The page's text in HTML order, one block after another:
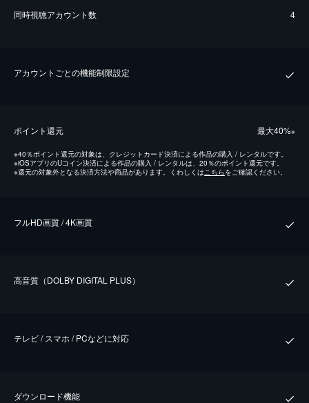
同時視聴アカウント数 4
アカウントごとの機能制限設定
ポイント還元 最⼤40%※
※40％ポイント還元の対象は、クレジットカード決済による作品の購入 / レンタルです。
※iOSアプリのUコイン決済による作品の購入 / レンタルは、20％のポイント還元です。
※還元の対象外となる決済方法や商品があります。くわしくはこちらをご確認ください。
フルHD画質 / 4K画質
⾼⾳質（DOLBY DIGITAL PLUS）
テレビ / スマホ / PCなどに対応
ダウンロード機能